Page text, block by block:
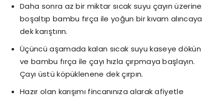
Daha sonra az bir miktar sıcak suyu çayın üzerine
boşaltıp bambu fırça ile yoğun bir kıvam alıncaya
dek karıştırın.
Üçüncü aşamada kalan sıcak suyu kaseye dökün
ve bambu fırça ile çayı hızla çırpmaya başlayın.
Çayı üstü köpüklenene dek çırpın.
Hazır olan karışımı fincanınıza alarak afiyetle